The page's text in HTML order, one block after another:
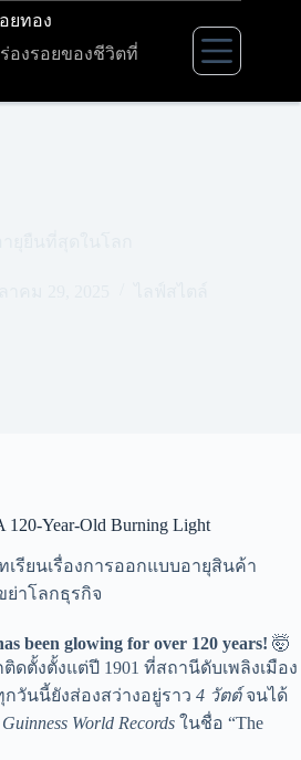
ยทอง
องรอยของชีวิตที่
120-Year-Old Burning Light
รียนเรื่องการออกแบบอายุสินค้า
ขย่าโลกธุรกิจ
been glowing for over 120 years! 🤯
ดตั้งตั้งแต่ปี 1901 ที่สถานีดับเพลิงเมือง
กวันนี้ยังส่องสว่างอยู่ราว 4 วัตต์จนได้
Guinness World Records ในชื่อ “The